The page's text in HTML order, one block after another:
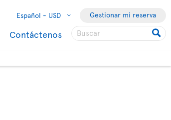
Español - USD Gestionar mi reserva
Contáctenos